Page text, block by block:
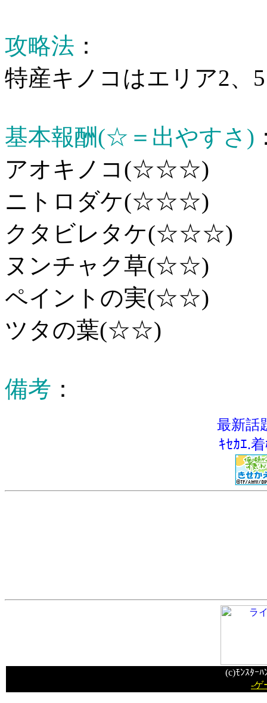
攻略法 ：
特産キノコはエリア2、
基本報酬(☆＝出やすさ)
アオキノコ(☆☆☆)
ニトロダケ(☆☆☆)
クタビレタケ(☆☆☆)
ヌンチャク草(☆☆)
ペイントの実(☆☆)
ツタの葉(☆☆)
備考 ：
最新話
ｷｾｶｴ.
(c)ﾓﾝｽﾀｰﾊ
-ゲ